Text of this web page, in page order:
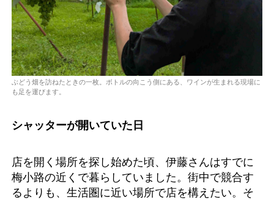
ぶどう畑を訪ねたときの一枚。ボトルの向こう側にある、ワインが生まれる現場に
も足を運びます。
シャッターが開いていた日
店を開く場所を探し始めた頃、伊藤さんはすでに
梅小路の近くで暮らしていました。街中で競合す
るよりも、生活圏に近い場所で店を構えたい。そ